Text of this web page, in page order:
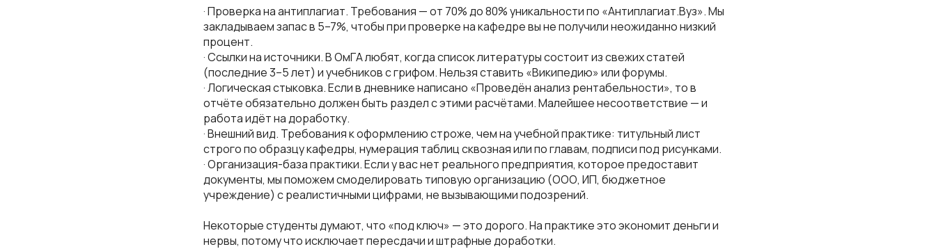
· Проверка на антиплагиат. Требования — от 70% до 80% уникальности по «Антиплагиат.Вуз». Мы
закладываем запас в 5–7%, чтобы при проверке на кафедре вы не получили неожиданно низкий
процент.
· Ссылки на источники. В ОмГА любят, когда список литературы состоит из свежих статей
(последние 3–5 лет) и учебников с грифом. Нельзя ставить «Википедию» или форумы.
· Логическая стыковка. Если в дневнике написано «Проведён анализ рентабельности», то в
отчёте обязательно должен быть раздел с этими расчётами. Малейшее несоответствие — и
работа идёт на доработку.
· Внешний вид. Требования к оформлению строже, чем на учебной практике: титульный лист
строго по образцу кафедры, нумерация таблиц сквозная или по главам, подписи под рисунками.
· Организация-база практики. Если у вас нет реального предприятия, которое предоставит
документы, мы поможем смоделировать типовую организацию (ООО, ИП, бюджетное
учреждение) с реалистичными цифрами, не вызывающими подозрений.
Некоторые студенты думают, что «под ключ» — это дорого. На практике это экономит деньги и
нервы, потому что исключает пересдачи и штрафные доработки.